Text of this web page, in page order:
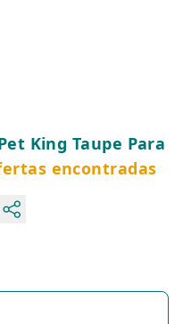
King Taupe Para
encontradas